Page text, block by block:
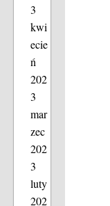
3
kwi
ecie
ń
202
3
mar
zec
202
3
luty
202